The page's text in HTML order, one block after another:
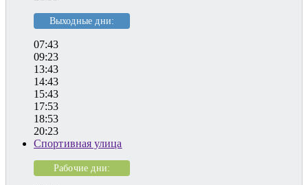
Выходные дни:
07:43
09:23
13:43
14:43
15:43
17:53
18:53
20:23
Спортивная улица
Рабочие дни: